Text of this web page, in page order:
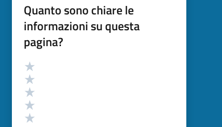
Quanto sono chiare le
informazioni su questa
pagina?
Valutazione